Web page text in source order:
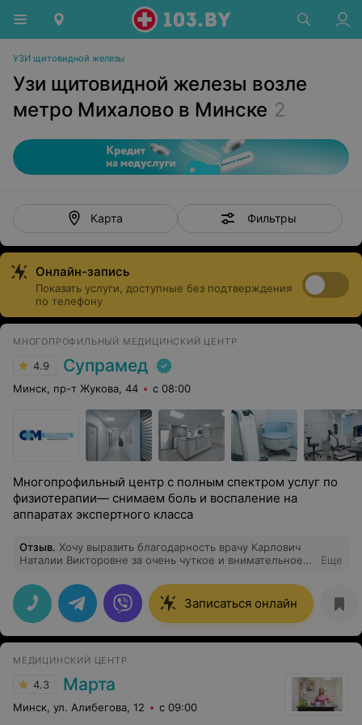
УЗИ щитовидной железы
Узи щитовидной железы возле
метро Михалово в Минске 2
Карта Фильтры
Онлайн-запись
Показать услуги, доступные без подтверждения
по телефону
МНОГОПРОФИЛЬНЫЙ МЕДИЦИНСКИЙ ЦЕНТР
4.9 Супрамед
Минск, пр-т Жукова, 44 с 08:00
Многопрофильный центр с полным спектром услуг по
физиотерапии— снимаем боль и воспаление на
аппаратах экспертного класса
Отзыв. Хочу выразить благодарность врачу Карлович
Наталии Викторовне за очень чуткое и внимательное
меня документы и анализы,предложила еще раз
пройти УЗИ щитовидной железы,что в моем случае
было НЕОБХОДИМО, дала все необходимые для меня
рекомендации. Приемом я осталась очень довольна.
Спасибо. С уважением,Александра
Еще
Записаться онлайн
МЕДИЦИНСКИЙ ЦЕНТР
4.3 Марта
Минск, ул. Алибегова, 12 с 09:00